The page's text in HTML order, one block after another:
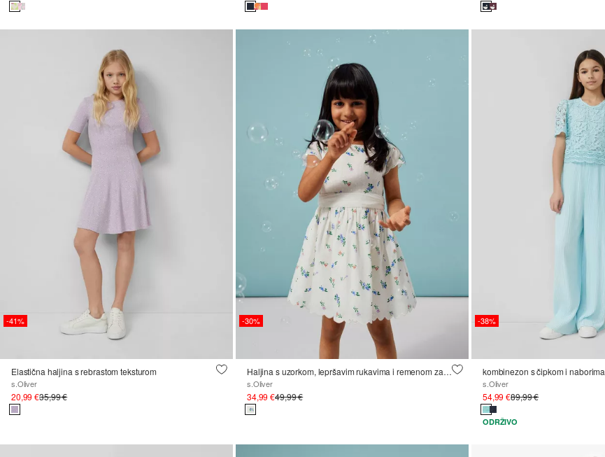
-41%
Elastična haljina s rebrastom teksturom
s.Oliver
20,99 €35,99 €
-30%
Haljina s uzorkom, lepršavim rukavima i remenom za vezanje
s.Oliver
34,99 €49,99 €
-38%
kombinezon s čipkom i naborima
s.Oliver
54,99 €89,99 €
ODRŽIVO